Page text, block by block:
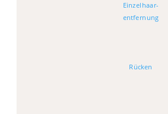
Einzelhaar-
entfernung
Rücken